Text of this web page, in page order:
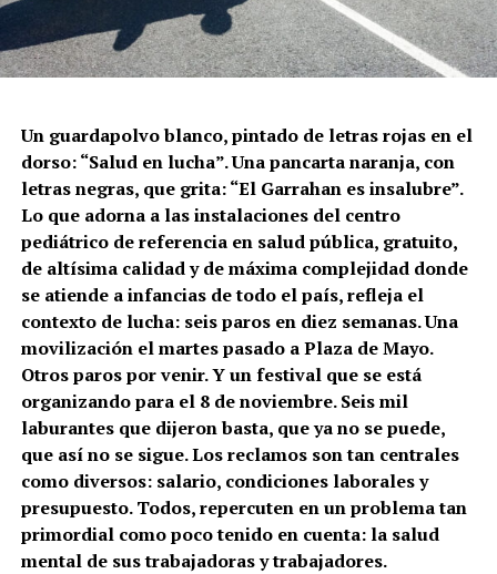
Un guardapolvo blanco, pintado de letras rojas en el
dorso: “Salud en lucha”. Una pancarta naranja, con
letras negras, que grita: “El Garrahan es insalubre”.
Lo que adorna a las instalaciones del centro
pediátrico de referencia en salud pública, gratuito,
de altísima calidad y de máxima complejidad donde
se atiende a infancias de todo el país, refleja el
contexto de lucha: seis paros en diez semanas. Una
movilización el martes pasado a Plaza de Mayo.
Otros paros por venir. Y un festival que se está
organizando para el 8 de noviembre. Seis mil
laburantes que dijeron basta, que ya no se puede,
que así no se sigue. Los reclamos son tan centrales
como diversos: salario, condiciones laborales y
presupuesto. Todos, repercuten en un problema tan
primordial como poco tenido en cuenta: la salud
mental de sus trabajadoras y trabajadores.